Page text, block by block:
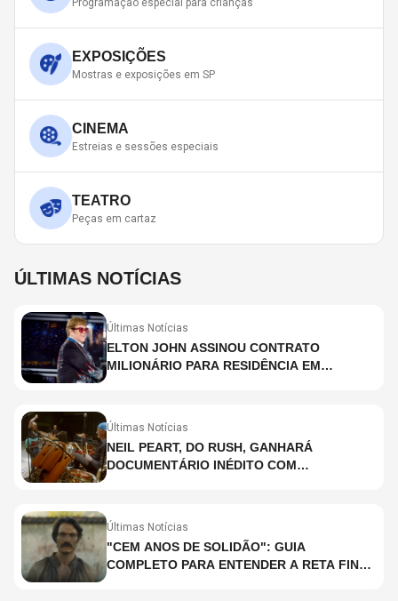
Programação especial para crianças
EXPOSIÇÕES
Mostras e exposições em SP
CINEMA
Estreias e sessões especiais
TEATRO
Peças em cartaz
ÚLTIMAS NOTÍCIAS
Últimas Notícias
ELTON JOHN ASSINOU CONTRATO
MILIONÁRIO PARA RESIDÊNCIA EM
Últimas Notícias
NEIL PEART, DO RUSH, GANHARÁ
DOCUMENTÁRIO INÉDITO COM
Últimas Notícias
"CEM ANOS DE SOLIDÃO": GUIA
COMPLETO PARA ENTENDER A RETA FINAL